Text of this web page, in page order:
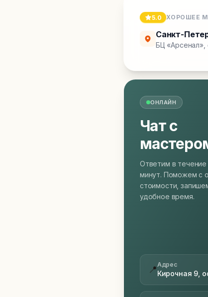
5.0 ХОРОШЕЕ
Санкт-
БЦ «Арсенал»,
ОНЛАЙН
Чат с
Ответим в течение
минут. Поможем с
стоимости,
удобное время.
📍Адрес
Кирочная 9,